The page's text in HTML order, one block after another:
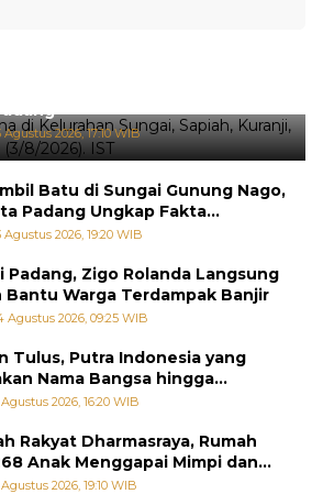
15 Titik Banjir Terdeteksi di
2026, 17:10 WIB
Batu di Sungai Gunung Nago,
Padang Ungkap Fakta
2026, 19:20 WIB
Padang, Zigo Rolanda Langsung
Bantu Warga Terdampak Banjir
Agustus 2026, 09:25 WIB
Tulus, Putra Indonesia yang
Nama Bangsa hingga
dalam Buku Jepang
2026, 16:20 WIB
Rakyat Dharmasraya, Rumah
Anak Menggapai Mimpi dan
Rantai Kemiskinan
2026, 19:10 WIB